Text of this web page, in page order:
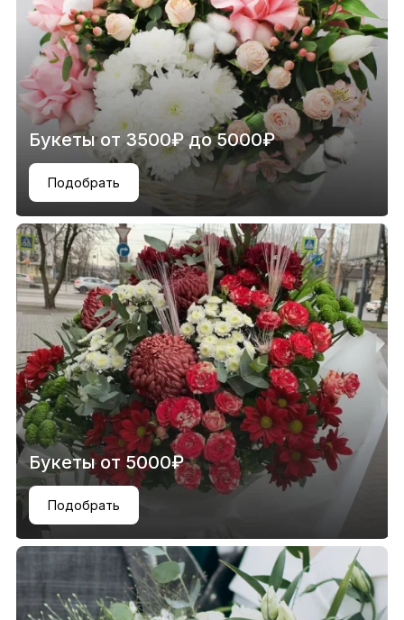
Букеты от 3500₽ до 5000₽
Подобрать
Букеты от 5000₽
Подобрать